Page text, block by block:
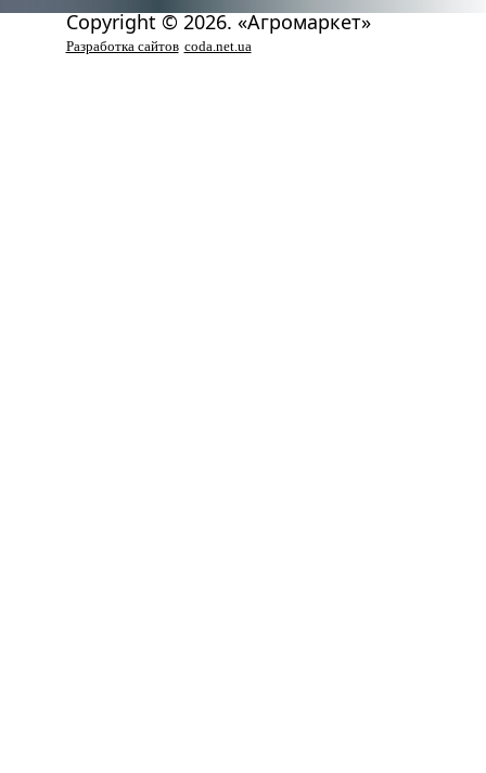
Copyright © 2026. «Агромаркет»
Разработка сайтов coda.net.ua